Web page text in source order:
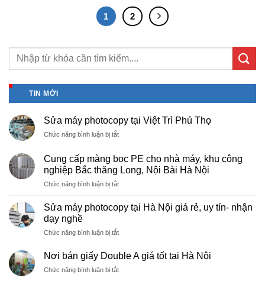
1 2
TIN MỚI
Sửa máy photocopy tại Việt Trì Phú Thọ
Chức năng bình luận bị tắtở
photocopy
tại
Việt
Phú
Thọ
Cung cấp màng bọc PE cho nhà máy, khu công
nghiệp Bắc thăng Long, Nội Bài Hà Nội
Chức năng bình luận bị tắtở
cấp
màng
PE
nhà
khu
Sửa máy photocopy tại Hà Nội giá rẻ, uy tín- nhận
dạy nghề
Chức năng bình luận bị tắtở
máy
photocopy
tại
Nơi bán giấy Double A giá tốt tại Hà Nội
Chức năng bình luận bị tắtở